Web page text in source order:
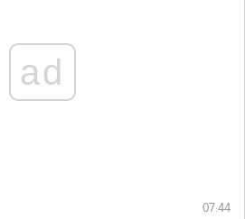
ad
07:44